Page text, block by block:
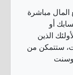
مباشرة
أو
الذين
ستتمكن من
وسنت